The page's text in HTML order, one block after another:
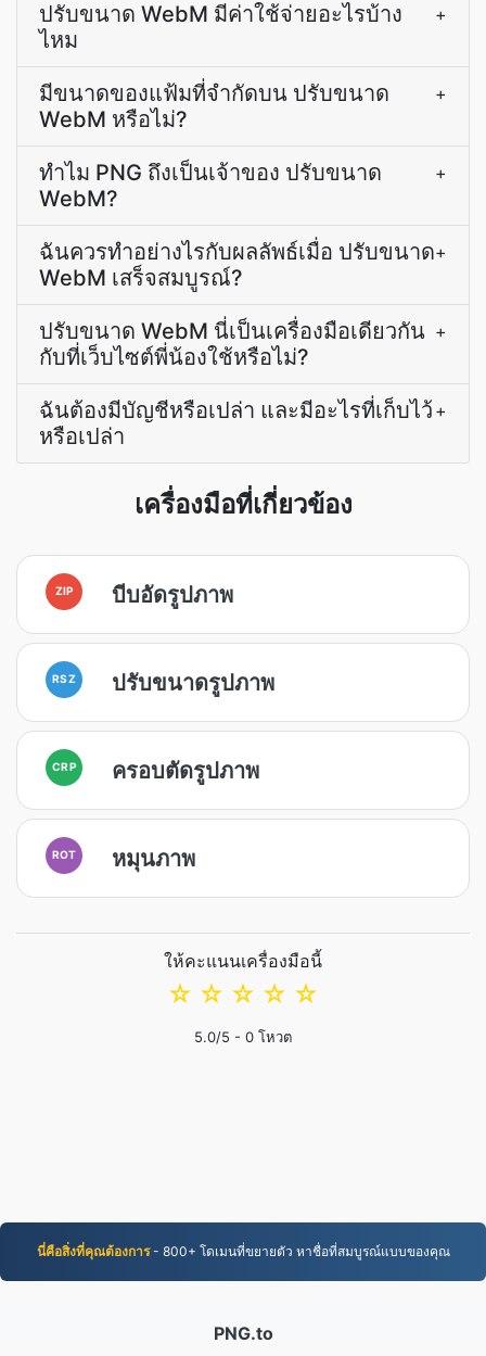
ปรับขนาด WebM มีค่าใช้จ่ายอะไรบ้าง
ไหม
+
มีขนาดของแฟ้มที่จำกัดบน ปรับขนาด
WebM หรือไม่?
+
ทำไม PNG ถึงเป็นเจ้าของ ปรับขนาด
WebM?
+
ฉันควรทำอย่างไรกับผลลัพธ์เมื่อ ปรับขนาด
WebM เสร็จสมบูรณ์?
+
ปรับขนาด WebM นี่เป็นเครื่องมือเดียวกัน
กับที่เว็บไซต์พี่น้องใช้หรือไม่?
+
ฉันต้องมีบัญชีหรือเปล่า และมีอะไรที่เก็บไว้
หรือเปล่า
+
เครื่องมือที่เกี่ยวข้อง
ZIP บีบอัดรูปภาพ
RSZ ปรับขนาดรูปภาพ
CRP ครอบตัดรูปภาพ
ROT หมุนภาพ
ให้คะแนนเครื่องมือนี้
☆
☆
☆
☆
☆
5.0/5 - 0 โหวต
นี่คือสิ่งที่คุณต้องการ- 800+ โดเมนที่ขยายตัว หาชื่อที่สมบูรณ์แบบของคุณ
PNG.to